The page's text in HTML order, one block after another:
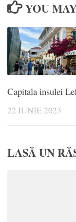
YOU
Capitala insulei
22 IUNIE 2023
LASĂ UN